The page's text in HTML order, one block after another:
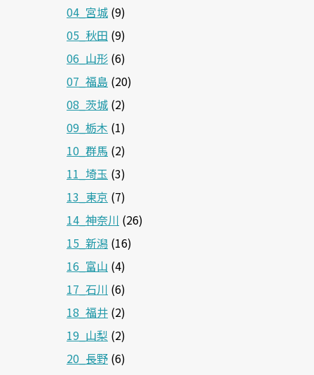
04_宮城 (9)
05_秋田 (9)
06_山形 (6)
07_福島 (20)
08_茨城 (2)
09_栃木 (1)
10_群馬 (2)
11_埼玉 (3)
13_東京 (7)
14_神奈川 (26)
15_新潟 (16)
16_富山 (4)
17_石川 (6)
18_福井 (2)
19_山梨 (2)
20_長野 (6)